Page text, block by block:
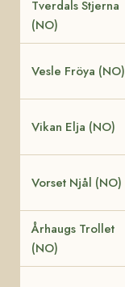
Tverdals Stjerna
(NO)
Vesle Fröya (NO)
Vikan Elja (NO)
Vorset Njål (NO)
Århaugs Trollet
(NO)